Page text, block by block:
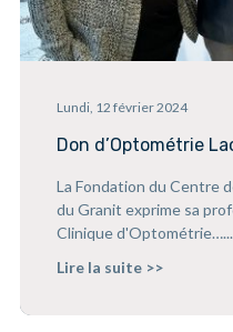
Lundi, 12 février 2024
Don d’Optométrie
La Fondation du Centre
du Granit exprime sa
Clinique d'Optométrie…...
Lire la suite >>